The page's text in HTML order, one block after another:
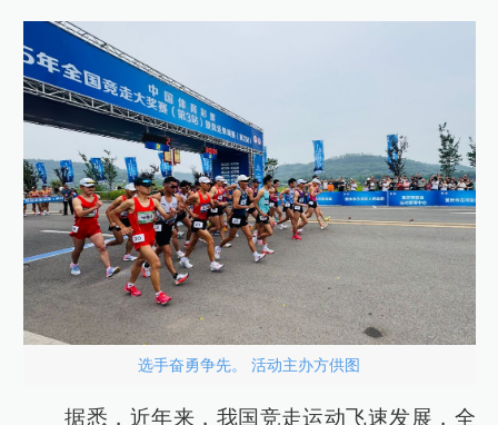
选手奋勇争先。 活动主办方供图
据悉，近年来，我国竞走运动飞速发展，全